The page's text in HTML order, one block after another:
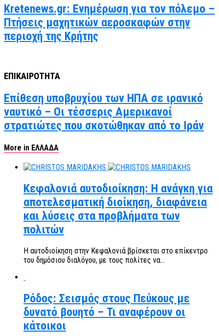
Kretenews.gr: Ενημέρωση για τον πόλεμο –
Πτήσεις μαχητικών αεροσκαφών στην
περιοχή της Κρήτης
ΕΠΙΚΑΙΡΟΤΗΤΑ
Επίθεση υποβρυχίου των ΗΠΑ σε ιρανικό
ναυτικό – Οι τέσσερις Αμερικανοί
στρατιώτες που σκοτώθηκαν από το Ιράν
More in ΕΛΛΑΔΑ
Κεφαλονιά αυτοδιοίκηση: Η ανάγκη για
αποτελεσματική διοίκηση, διαφάνεια
και λύσεις στα προβλήματα των
πολιτών
Η αυτοδιοίκηση στην Κεφαλονιά βρίσκεται στο επίκεντρο
του δημόσιου διαλόγου, με τους πολίτες να...
Ρόδος: Σεισμός στους Πεύκους με
δυνατό βουητό – Τι αναφέρουν οι
κάτοικοι